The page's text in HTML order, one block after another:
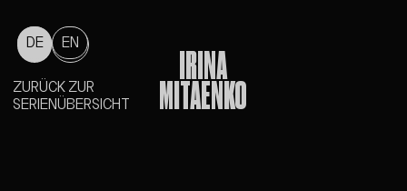
ZURÜCK ZUR
SERIENÜBERSICHT
IRINA
MITAENKO
DE EN